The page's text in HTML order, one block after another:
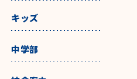
キッズ
中学部